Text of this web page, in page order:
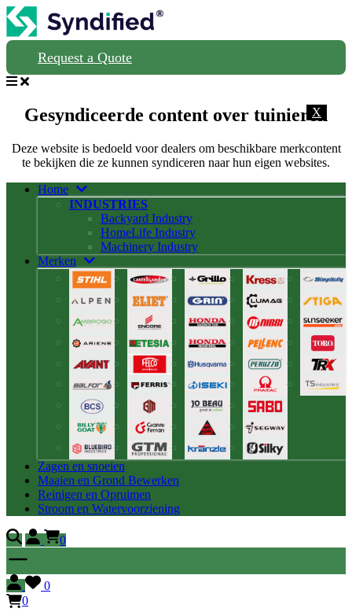
Request a Quote
X
Gesyndiceerde content over tuinieren
Deze website is bedoeld voor dealers om beschikbare merkcontent
te bekijken die ze kunnen syndiceren naar hun eigen websites.
Home
INDUSTRIES
Backyard Industry
HomeLife Industry
Machinery Industry
Merken
Zagen en snoeien
Maaien en Grond Bewerken
Reinigen en Opruimen
Stroom en Watervoorziening
0
0
0